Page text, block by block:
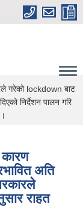
गरेको lockdown बाट
निर्देशन पालन गरि
अति
राहत